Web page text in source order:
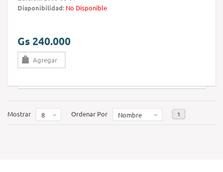
Disponibilidad: No Disponible
Gs 240.000
Agregar
Mostrar 8 Ordenar Por Nombre 1